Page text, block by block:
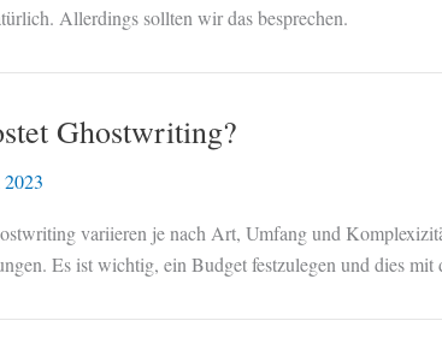
Allerdings sollten wir das besprechen.
Ghostwriting?
variieren je nach Art, Umfang und
Es ist wichtig, ein Budget festzulegen und dies